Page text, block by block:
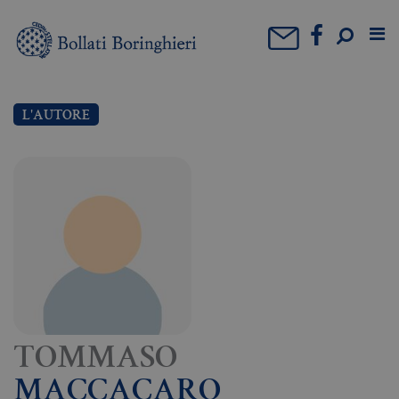
L'AUTORE
TOMMASO